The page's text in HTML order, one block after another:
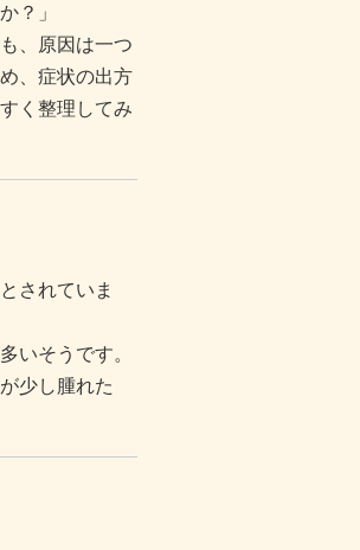
？」
、原因は一つ
、症状の出方
く整理してみ
されていま
いそうです。
少し腫れた